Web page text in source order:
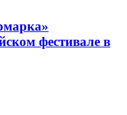
фестивале в